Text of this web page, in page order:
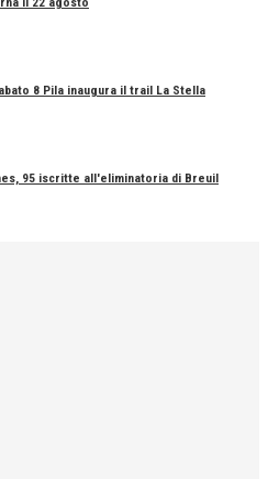
8 Pila inaugura il trail La Stella
95 iscritte all'eliminatoria di Breuil